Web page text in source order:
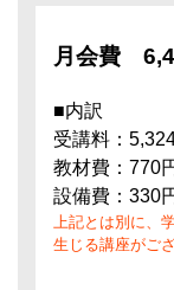
月会費
■内訳
受講料：
教材費：770
設備費：330
上記とは別に、
生じる講座がご